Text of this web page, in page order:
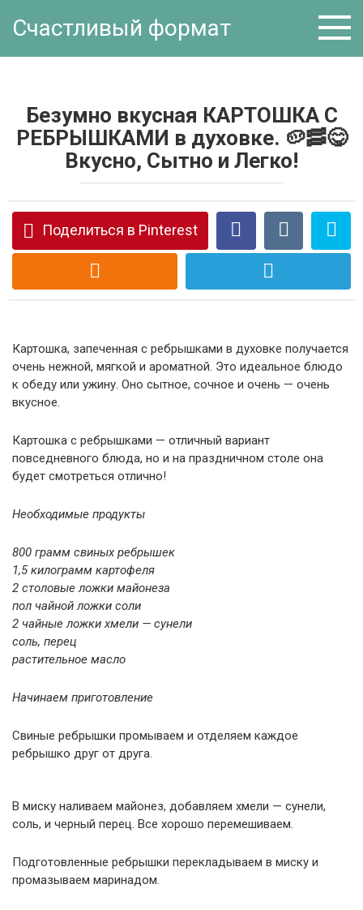
Счастливый формат
Безумно вкусная КАРТОШКА С
РЕБРЫШКАМИ в духовке. 🥔🥓😋
Вкусно, Сытно и Легко!
Поделиться в Pinterest
Картошка, запеченная с ребрышками в духовке получается
очень нежной, мягкой и ароматной. Это идеальное блюдо
к обеду или ужину. Оно сытное, сочное и очень — очень
вкусное.
Картошка с ребрышками — отличный вариант
повседневного блюда, но и на праздничном столе она
будет смотреться отлично!
Необходимые продукты
800 грамм свиных ребрышек
1,5 килограмм картофеля
2 столовые ложки майонеза
пол чайной ложки соли
2 чайные ложки хмели — сунели
соль, перец
растительное масло
Начинаем приготовление
Свиные ребрышки промываем и отделяем каждое
ребрышко друг от друга.
В миску наливаем майонез, добавляем хмели — сунели,
соль, и черный перец. Все хорошо перемешиваем.
Подготовленные ребрышки перекладываем в миску и
промазываем маринадом.